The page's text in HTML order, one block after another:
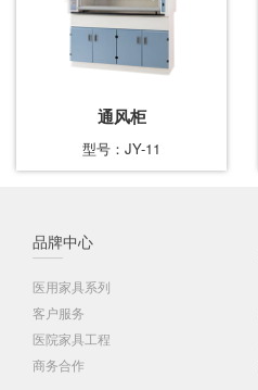
通风柜
型号：JY-11
品牌中心
医用家具系列
客户服务
医院家具工程
商务合作